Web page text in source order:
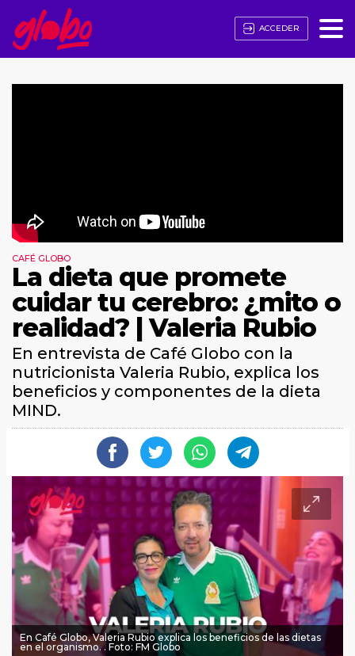
ACCEDER
CAFÉ GLOBO
La dieta que promete
cuidar tu cerebro: ¿mito o
realidad? | Valeria Rubio
En entrevista de Café Globo con la
nutricionista Valeria Rubio, explica los
beneficios y componentes de la dieta
MIND.
En Café Globo, Valeria Rubio explica los beneficios de las dietas
en el organismo. . Foto: FM Globo